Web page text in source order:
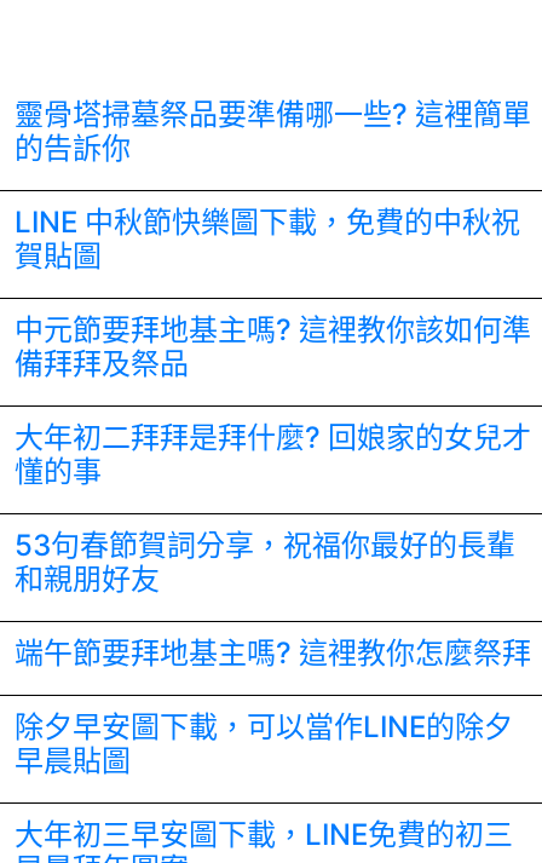
靈骨塔掃墓祭品要準備哪一些? 這裡簡單
的告訴你
LINE 中秋節快樂圖下載，免費的中秋祝
賀貼圖
中元節要拜地基主嗎? 這裡教你該如何準
備拜拜及祭品
大年初二拜拜是拜什麼? 回娘家的女兒才
懂的事
53句春節賀詞分享，祝福你最好的長輩
和親朋好友
端午節要拜地基主嗎? 這裡教你怎麼祭拜
除夕早安圖下載，可以當作LINE的除夕
早晨貼圖
大年初三早安圖下載，LINE免費的初三